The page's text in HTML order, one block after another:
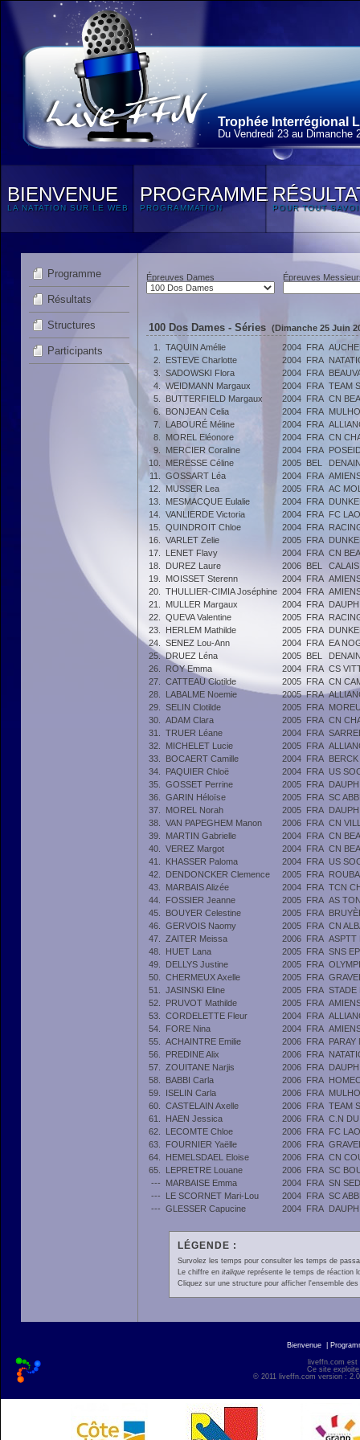
Trophée Interrégional
Du Vendredi 23 au Dimanche
BIENVENUE
LA NATATION SUR LE WEB
PROGRAMME
PROGRAMMATION POUR TOUT
Programme
Résultats
Structures
Participants
Épreuves Dames Épreuves
100 Dos Dames - Séries (Dimanche 25 Juin
1.
TAQUIN Amélie 2004 FRA
2.
ESTEVE Charlotte 2004 FRA
3.
SADOWSKI Flora 2004 FRA
4.
WEIDMANN Margaux 2004 FRA TEAM
5.
BUTTERFIELD Margaux 2004 FRA CN
6.
BONJEAN Celia 2004 FRA
7.
LABOURÉ Méline 2004 FRA
8.
MOREL Eléonore 2004 FRA CN
9.
MERCIER Coraline 2004 FRA
10.
MERESSE Céline 2005 BEL
11.
GOSSART Léa 2004 FRA
12.
MUSSER Lea 2005 FRA AC
13.
MESMACQUE Eulalie 2004 FRA
14.
VANLIERDE Victoria 2004 FRA FC
15.
QUINDROIT Chloe 2004 FRA
16.
VARLET Zelie 2005 FRA
17.
LENET Flavy 2004 FRA CN
18.
DUREZ Laure 2006 BEL
19.
MOISSET Sterenn 2004 FRA
20.
THULLIER-CIMIA Joséphine 2004 FRA
21.
MULLER Margaux 2004 FRA
22.
QUEVA Valentine 2005 FRA
23.
HERLEM Mathilde 2005 FRA
24.
SENEZ Lou-Ann 2004 FRA EA
25. DRUEZ Léna 2005 BEL
26.
ROY Emma 2004 FRA CS
27.
CATTEAU Clotilde 2005 FRA CN
28.
LABALME Noemie 2005 FRA
29.
SELIN Clotilde 2005 FRA
30.
ADAM Clara 2005 FRA CN
31.
TRUER Léane 2004 FRA
32.
MICHELET Lucie 2005 FRA
33.
BOCAERT Camille 2004 FRA
34.
PAQUIER Chloë 2004 FRA US
35.
GOSSET Perrine 2005 FRA
36.
GARIN Héloïse 2005 FRA SC
37.
MOREL Norah 2005 FRA
38.
VAN PAPEGHEM Manon 2006 FRA CN
39.
MARTIN Gabrielle 2004 FRA CN
40.
VEREZ Margot 2004 FRA CN
41.
KHASSER Paloma 2004 FRA US
42.
DENDONCKER Clemence 2005 FRA
43.
MARBAIS Alizée 2004 FRA TCN
44.
FOSSIER Jeanne 2005 FRA AS
45.
BOUYER Celestine 2005 FRA
46.
GERVOIS Naomy 2005 FRA CN
47.
ZAITER Meissa 2006 FRA ASPTT
48.
HUET Lana 2005 FRA SNS
49.
DELLYS Justine 2005 FRA
50.
CHERMEUX Axelle 2005 FRA
51.
JASINSKI Eline 2005 FRA STADE
52.
PRUVOT Mathilde 2005 FRA
53.
CORDELETTE Fleur 2004 FRA
54.
FORE Nina 2004 FRA
55.
ACHAINTRE Emilie 2006 FRA PARAY
56.
PREDINE Alix 2006 FRA
57.
ZOUITANE Narjis 2006 FRA
58.
BABBI Carla 2006 FRA
59.
ISELIN Carla 2006 FRA
60.
CASTELAIN Axelle 2006 FRA TEAM
61.
HAEN Jessica 2006 FRA C.N
62.
LECOMTE Chloe 2006 FRA FC
63.
FOURNIER Yaëlle 2006 FRA
64.
HEMELSDAEL Eloise 2006 FRA CN
65.
LEPRETRE Louane 2006 FRA SC
---
MARBAISE Emma 2004 FRA SN
---
LE SCORNET Mari-Lou 2004 FRA SC
--- GLESSER Capucine 2004 FRA
LÉGENDE :
Survolez les temps pour consulter les temps de
Le chiffre en italiquereprésente le temps de réaction
Cliquez sur une structure pour afficher l'ensemble
Bienvenue
liveffn.com est
Ce site
© 2011 liveffn.com version :